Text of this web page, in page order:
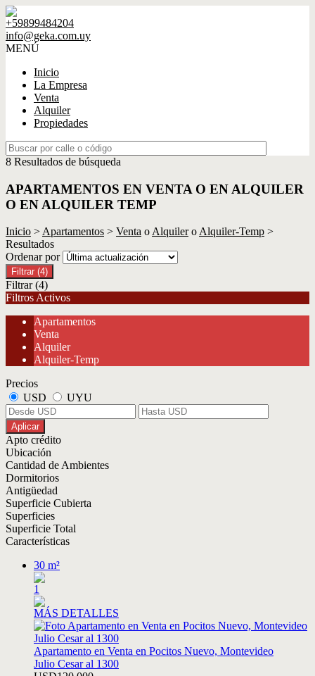
+59899484204
info@geka.com.uy
MENÚ
Inicio
La Empresa
Venta
Alquiler
Propiedades
8 Resultados de búsqueda
APARTAMENTOS EN VENTA O EN ALQUILER
O EN ALQUILER TEMP
Inicio >Apartamentos > Venta oAlquileroAlquiler-Temp >
Resultados
Ordenar por
Filtrar (4)
Filtrar (4)
Filtros Activos
Apartamentos
Venta
Alquiler
Alquiler-Temp
Precios
USD
UYU
Aplicar
Apto crédito
Ubicación
Cantidad de Ambientes
Dormitorios
Antigüedad
Superficie Cubierta
Superficies
Superficie Total
Características
30 m²
1
MÁS DETALLES
Apartamento en Venta en Pocitos Nuevo, Montevideo
Julio Cesar al 1300